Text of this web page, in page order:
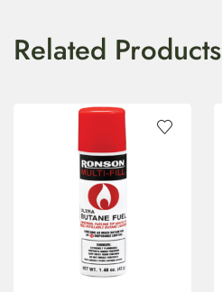
Related Products